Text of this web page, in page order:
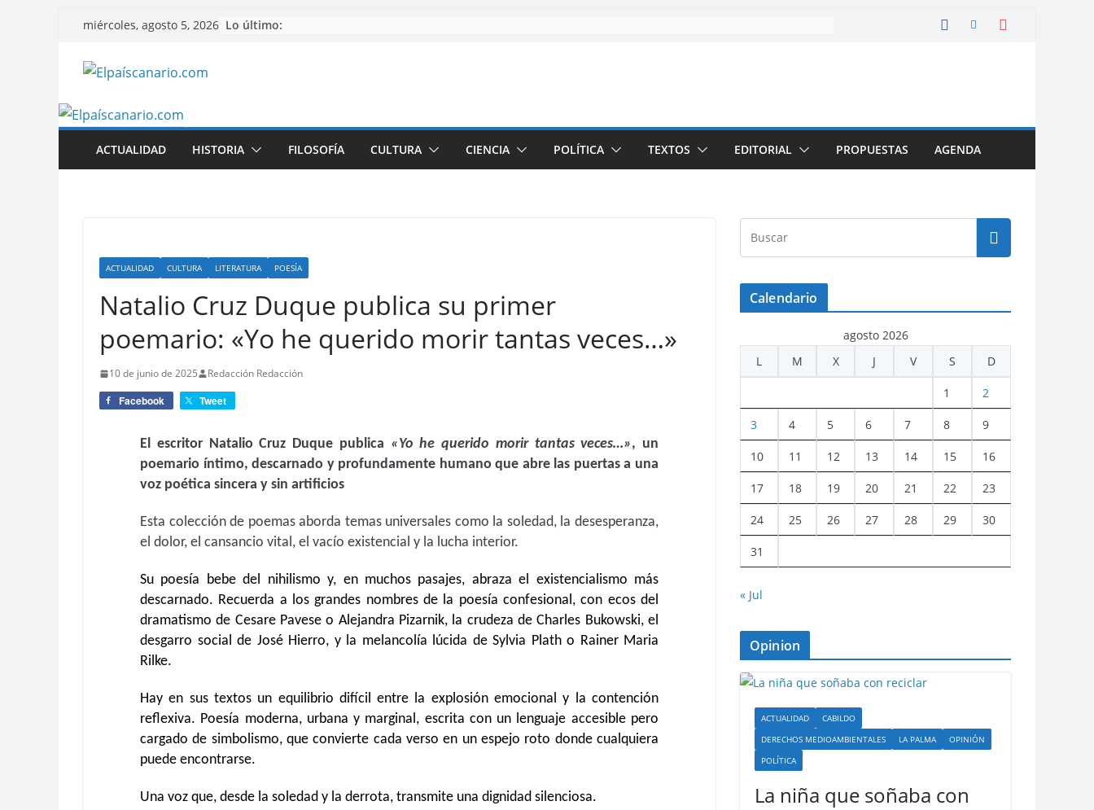
Saltar
contenido
miércoles, agosto 5, 2026 Lo último:
ACTUALIDAD HISTORIA FILOSOFÍA CULTURA CIENCIA POLÍTICA TEXTOS EDITORIAL PROPUESTAS AGENDA
ACTUALIDAD CULTURA LITERATURA POESÍA
Natalio Cruz Duque publica su primer
poemario: «Yo he querido morir tantas veces…»
10 de junio de 2025 Redacción Redacción
Facebook Tweet
El escritor Natalio Cruz Duque publica «Yo he querido morir tantas veces…», un
poemario íntimo, descarnado y profundamente humano que abre las puertas a una
voz poética sincera y sin artificios
Esta colección de poemas aborda temas universales como la soledad, la desesperanza,
el dolor, el cansancio vital, el vacío existencial y la lucha interior.
Su poesía bebe del nihilismo y, en muchos pasajes, abraza el existencialismo más
descarnado. Recuerda a los grandes nombres de la poesía confesional, con ecos del
dramatismo de Cesare Pavese o Alejandra Pizarnik, la crudeza de Charles Bukowski, el
desgarro social de José Hierro, y la melancolía lúcida de Sylvia Plath o Rainer Maria
Rilke.
Hay en sus textos un equilibrio difícil entre la explosión emocional y la contención
reflexiva. Poesía moderna, urbana y marginal, escrita con un lenguaje accesible pero
cargado de simbolismo, que convierte cada verso en un espejo roto donde cualquiera
puede encontrarse.
Una voz que, desde la soledad y la derrota, transmite una dignidad silenciosa.
Calendario
agosto 2026
L
M X J V S D
1 2
3 4 5 6 7 8 9
10 11 12 13 14 15 16
17 18 19 20 21 22 23
24 25 26 27 28 29 30
31
« Jul
Opinion
ACTUALIDAD
CABILDO
DERECHOS MEDIOAMBIENTALES
LA PALMA
OPINIÓN
POLÍTICA
La niña que soñaba con